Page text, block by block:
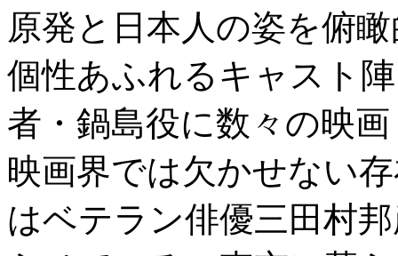
原発と日本人の姿を俯
個性あふれるキャスト
者・鍋島役に数々の映
映画界では欠かせない
はベテラン俳優三田村